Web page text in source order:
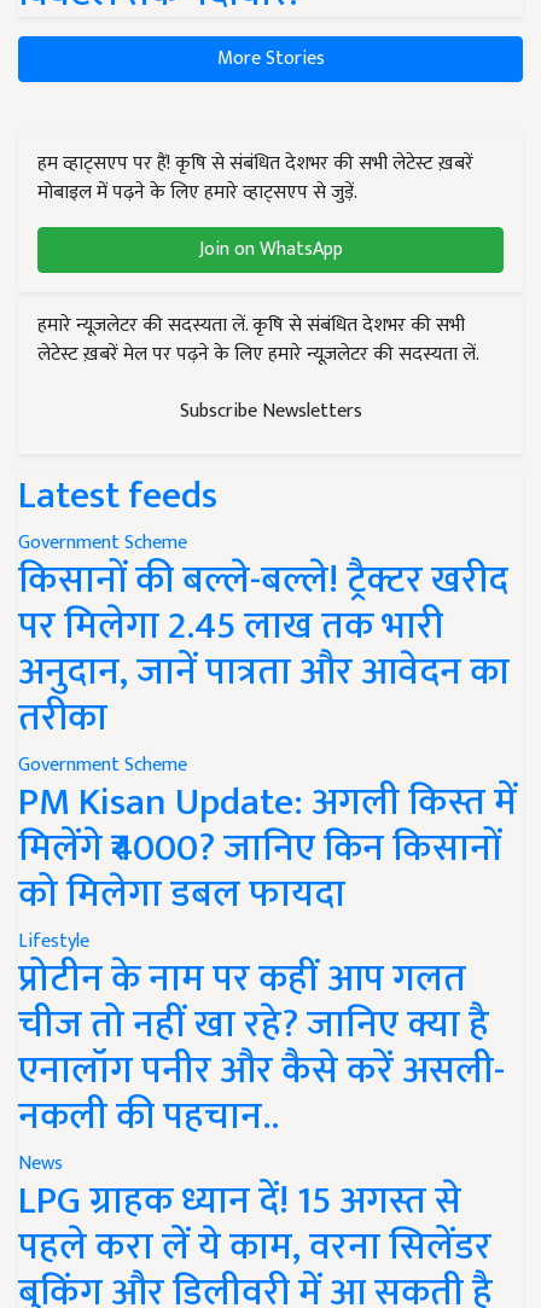
More Stories
हम व्हाट्सएप पर हैं! कृषि से संबंधित देशभर की सभी लेटेस्ट ख़बरें
मोबाइल में पढ़ने के लिए हमारे व्हाट्सएप से जुड़ें.
Join on WhatsApp
हमारे न्यूज़लेटर की सदस्यता लें. कृषि से संबंधित देशभर की सभी
लेटेस्ट ख़बरें मेल पर पढ़ने के लिए हमारे न्यूज़लेटर की सदस्यता लें.
Subscribe Newsletters
Latest feeds
Government Scheme
किसानों की बल्ले-बल्ले! ट्रैक्टर खरीद
पर मिलेगा 2.45 लाख तक भारी
अनुदान, जानें पात्रता और आवेदन का
तरीका
Government Scheme
PM Kisan Update: अगली किस्त में
मिलेंगे ₹4000? जानिए किन किसानों
को मिलेगा डबल फायदा
Lifestyle
प्रोटीन के नाम पर कहीं आप गलत
चीज तो नहीं खा रहे? जानिए क्या है
एनालॉग पनीर और कैसे करें असली-
नकली की पहचान..
News
LPG ग्राहक ध्यान दें! 15 अगस्त से
पहले करा लें ये काम, वरना सिलेंडर
बुकिंग और डिलीवरी में आ सकती है